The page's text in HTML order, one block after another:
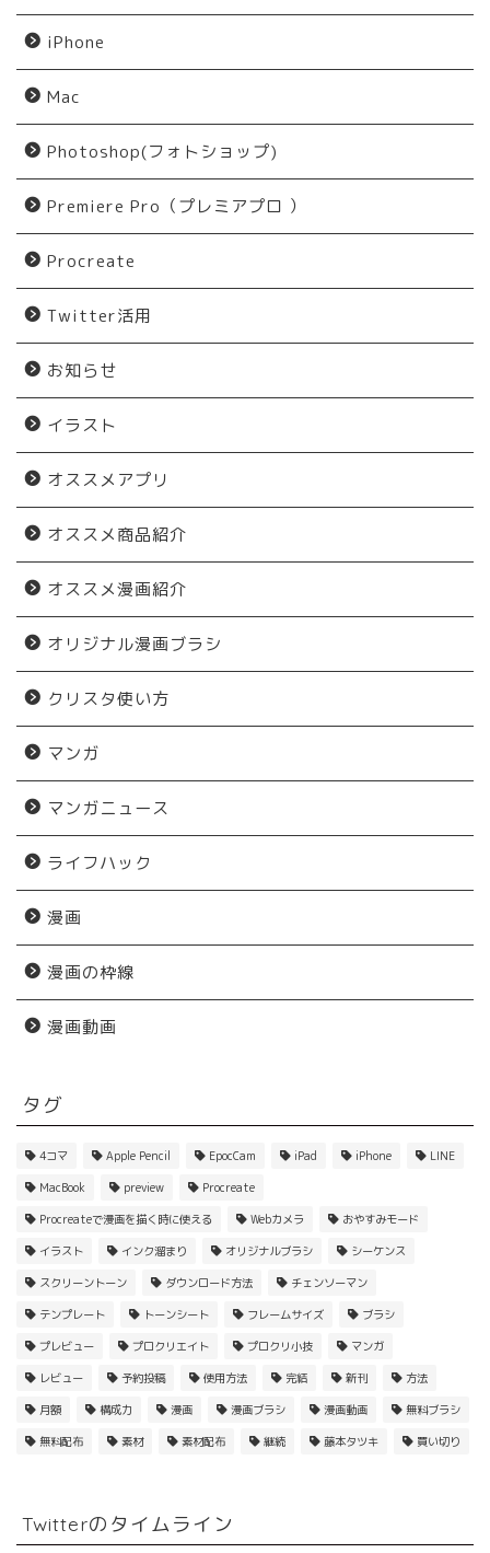
iPhone
Mac
Photoshop(フォトショップ)
Premiere Pro（プレミアプロ ）
Procreate
Twitter活用
お知らせ
イラスト
オススメアプリ
オススメ商品紹介
オススメ漫画紹介
オリジナル漫画ブラシ
クリスタ使い方
マンガ
マンガニュース
ライフハック
漫画
漫画の枠線
漫画動画
タグ
4コマ Apple Pencil EpocCam iPad iPhone LINE
MacBook preview Procreate
Procreateで漫画を描く時に使える Webカメラ おやすみモード
イラスト インク溜まり オリジナルブラシ シーケンス
スクリーントーン ダウンロード方法 チェンソーマン
テンプレート トーンシート フレームサイズ ブラシ
プレビュー プロクリエイト プロクリ小技 マンガ
レビュー 予約投稿 使用方法 完結 新刊 方法
月額 構成力 漫画 漫画ブラシ 漫画動画 無料ブラシ
無料配布 素材 素材配布 継続 藤本タツキ 買い切り
Twitterのタイムライン